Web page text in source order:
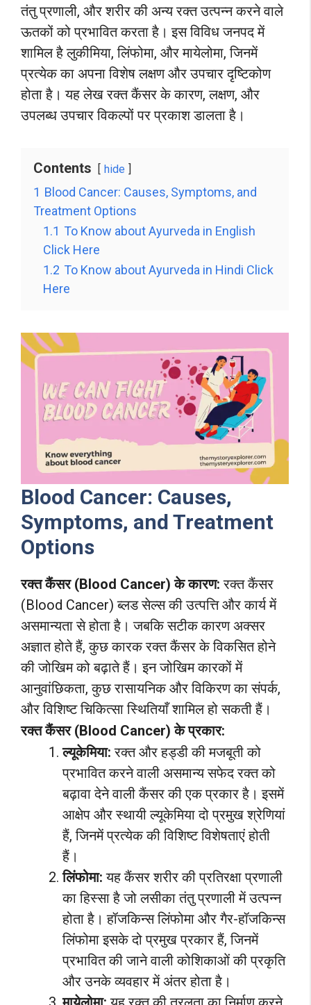
तंतु प्रणाली, और शरीर की अन्य रक्त उत्पन्न करने वाले
ऊतकों को प्रभावित करता है। इस विविध जनपद में
शामिल है लुकीमिया, लिंफोमा, और मायेलोमा, जिनमें
प्रत्येक का अपना विशेष लक्षण और उपचार दृष्टिकोण
होता है। यह लेख रक्त कैंसर के कारण, लक्षण, और
उपलब्ध उपचार विकल्पों पर प्रकाश डालता है।
Contents hide
1 Blood Cancer: Causes, Symptoms, and
Treatment Options
1.1 To Know about Ayurveda in English
Click Here
1.2 To Know about Ayurveda in Hindi Click
Here
Blood Cancer: Causes,
Symptoms, and Treatment
Options
रक्त कैंसर (Blood Cancer) के कारण: रक्त कैंसर
(Blood Cancer) ब्लड सेल्स की उत्पत्ति और कार्य में
असमान्यता से होता है। जबकि सटीक कारण अक्सर
अज्ञात होते हैं, कुछ कारक रक्त कैंसर के विकसित होने
की जोखिम को बढ़ाते हैं। इन जोखिम कारकों में
आनुवांछिकता, कुछ रासायनिक और विकिरण का संपर्क,
और विशिष्ट चिकित्सा स्थितियाँ शामिल हो सकती हैं।
रक्त कैंसर (Blood Cancer) के प्रकार:
ल्यूकेमिया: रक्त और हड्डी की मजबूती को
प्रभावित करने वाली असमान्य सफेद रक्त को
बढ़ावा देने वाली कैंसर की एक प्रकार है। इसमें
आक्षेप और स्थायी ल्यूकेमिया दो प्रमुख श्रेणियां
हैं, जिनमें प्रत्येक की विशिष्ट विशेषताएं होती
हैं।
लिंफोमा: यह कैंसर शरीर की प्रतिरक्षा प्रणाली
का हिस्सा है जो लसीका तंतु प्रणाली में उत्पन्न
होता है। हॉजकिन्स लिंफोमा और गैर-हॉजकिन्स
लिंफोमा इसके दो प्रमुख प्रकार हैं, जिनमें
प्रभावित की जाने वाली कोशिकाओं की प्रकृति
और उनके व्यवहार में अंतर होता है।